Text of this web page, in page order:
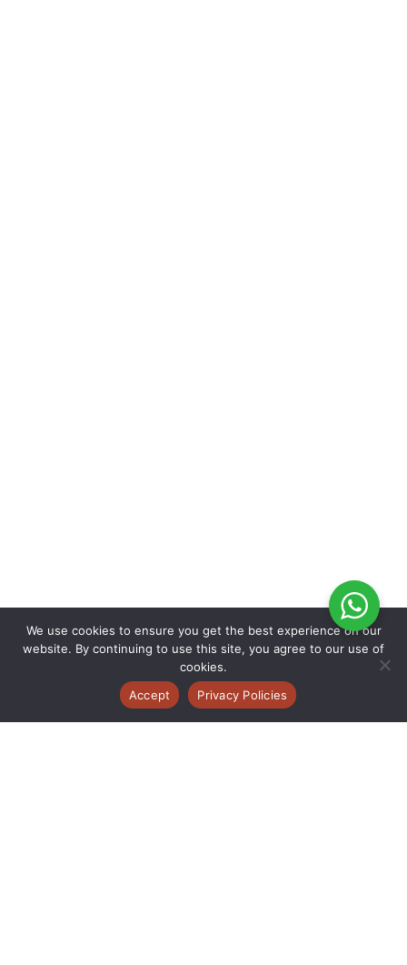
We use cookies to ensure you get the best experience on our
website. By continuing to use this site, you agree to our use of
cookies.
Accept
Privacy Policies